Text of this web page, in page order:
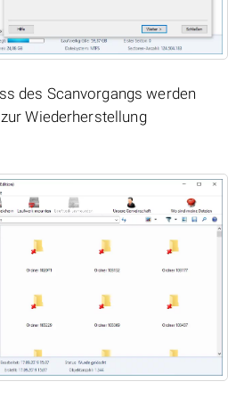
des Scanvorgangs werden
Wiederherstellung